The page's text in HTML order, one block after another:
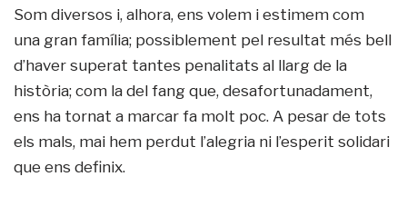
Som diversos i, alhora, ens volem i estimem com
una gran família; possiblement pel resultat més bell
d’haver superat tantes penalitats al llarg de la
història; com la del fang que, desafortunadament,
ens ha tornat a marcar fa molt poc. A pesar de tots
els mals, mai hem perdut l’alegria ni l’esperit solidari
que ens definix.